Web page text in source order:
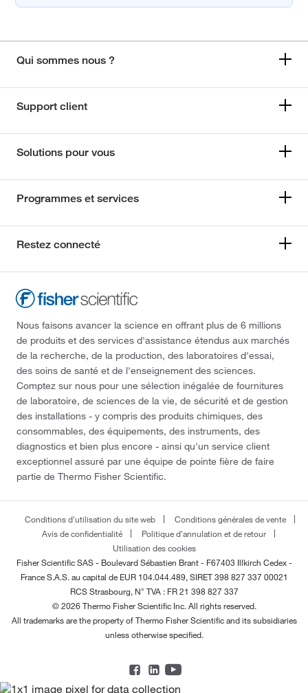
Qui sommes nous ?
Support client
Solutions pour vous
Programmes et services
Restez connecté
Nous faisons avancer la science en offrant plus de 6 millions
de produits et des services d'assistance étendus aux marchés
de la recherche, de la production, des laboratoires d'essai,
des soins de santé et de l'enseignement des sciences.
Comptez sur nous pour une sélection inégalée de fournitures
de laboratoire, de sciences de la vie, de sécurité et de gestion
des installations - y compris des produits chimiques, des
consommables, des équipements, des instruments, des
diagnostics et bien plus encore - ainsi qu'un service client
exceptionnel assuré par une équipe de pointe fière de faire
partie de Thermo Fisher Scientific.
Conditions d'utilisation du site web
Conditions générales de vente
Avis de confidentialité
Politique d'annulation et de retour
Utilisation des cookies
Fisher Scientific SAS - Boulevard Sébastien Brant - F67403 Illkirch Cedex -
FranceS.A.S. au capital de EUR 104.044.489, SIRET 398 827 337 00021
RCS Strasbourg, N° TVA : FR 21 398 827 337
© 2026 Thermo Fisher Scientific Inc. All rights reserved.
All trademarks are the property of Thermo Fisher Scientific and its subsidiaries
unless otherwise specified.